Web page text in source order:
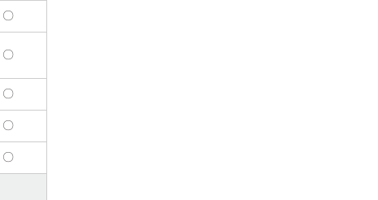
〇
〇
〇
〇
〇